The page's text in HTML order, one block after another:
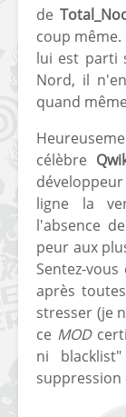
de
coup
lui est parti
Nord, il
quand
célèbre
ligne la
l'absence
peur aux
Sentez-
après
stresser (je
ce MOD
ni
suppression